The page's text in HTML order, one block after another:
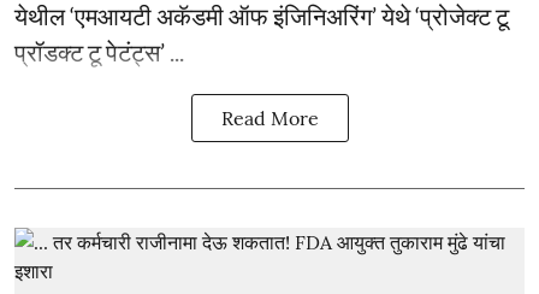
येथील ‘एमआयटी अकॅडमी ऑफ इंजिनिअरिंग’ येथे ‘प्रोजेक्ट टू
प्रॉडक्ट टू पेटंट्स’ ...
Read More